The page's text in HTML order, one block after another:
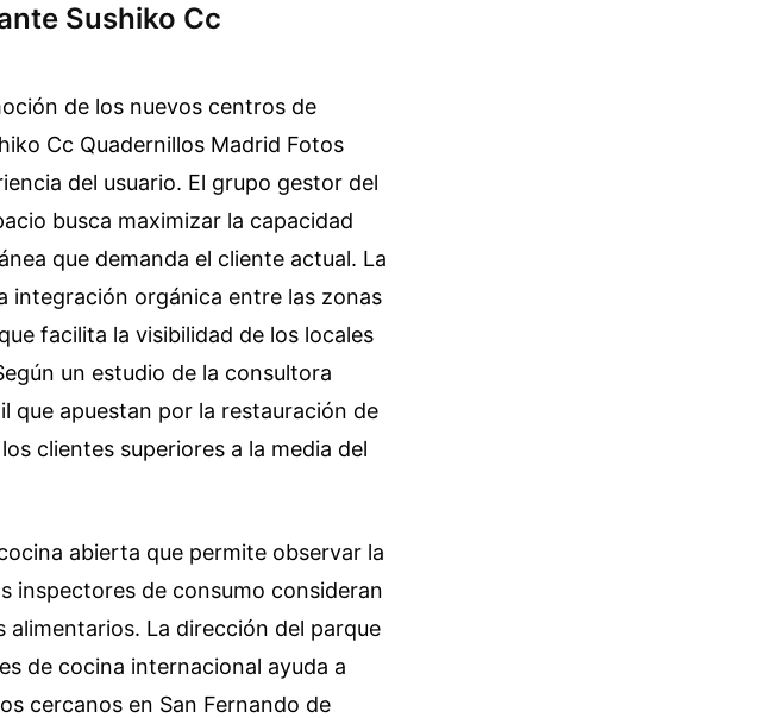
Sushiko Cc
de los nuevos centros de
Cc Quadernillos Madrid Fotos
del usuario. El grupo gestor del
busca maximizar la capacidad
que demanda el cliente actual. La
integración orgánica entre las zonas
facilita la visibilidad de los locales
un estudio de la consultora
que apuestan por la restauración de
clientes superiores a la media del
abierta que permite observar la
inspectores de consumo consideran
La dirección del parque
de cocina internacional ayuda a
cercanos en San Fernando de